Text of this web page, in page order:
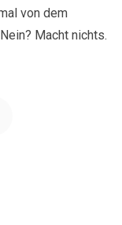
von dem
Macht nichts.